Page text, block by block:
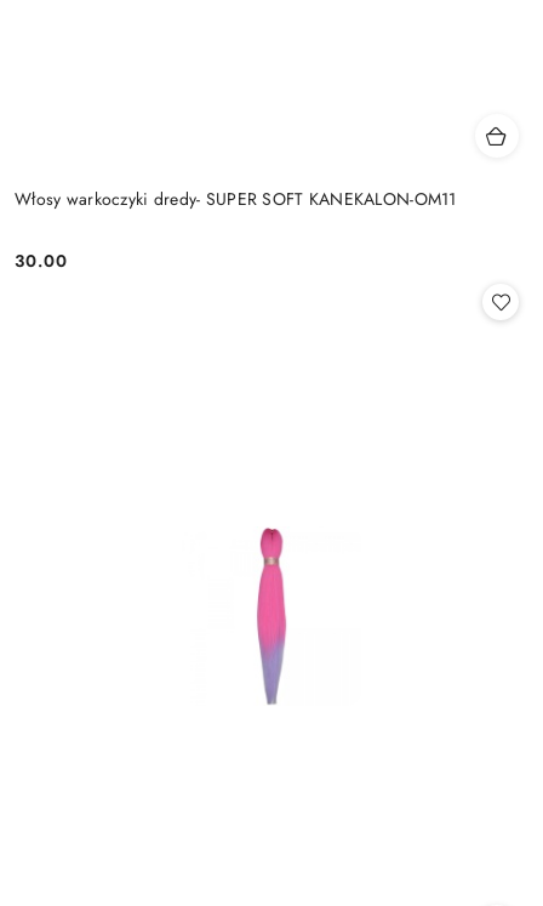
Włosy warkoczyki dredy- SUPER SOFT KANEKALON-OM11
Cena:
30.00